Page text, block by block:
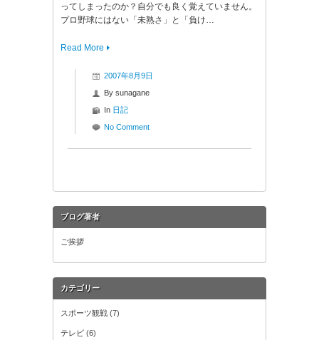
ってしまったのか？自分でも良く覚えていません。
プロ野球にはない「未熟さ」と「負け…
Read More
2007年8月9日
By sunagane
In 日記
No Comment
ブログ著者
ご挨拶
カテゴリー
スポーツ観戦 (7)
テレビ (6)